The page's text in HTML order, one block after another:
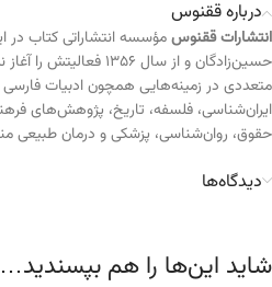
درباره ققنوس
انتشارات ققنوسمؤسسه انتشاراتی کتاب در
حسین‌زادگان و از سال
متعددی در زمینه‌هایی همچون ادبیات فارسی
ایران‌شناسی، فلسفه، تاریخ، پژوهش‌های
حقوق، روان‌شناسی، پزشکی و درمان طبیعی
دیدگاه‌ها
شاید این‌ها را هم بپسندید…